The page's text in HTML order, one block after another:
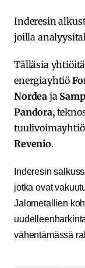
Inderesin
joilla
Tälläsia
energiayhtiö
Nordea ja
Pandora,
Revenio.
Inderesin
jotka ovat
Jalometallien
vähentämässä